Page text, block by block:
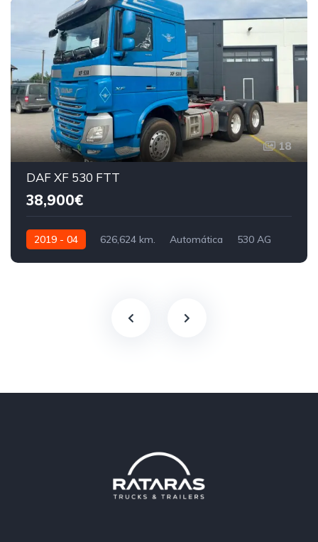
18
DAF XF 530 FTT
38,900€
2019 - 04 626,624 km. Automática 530 AG